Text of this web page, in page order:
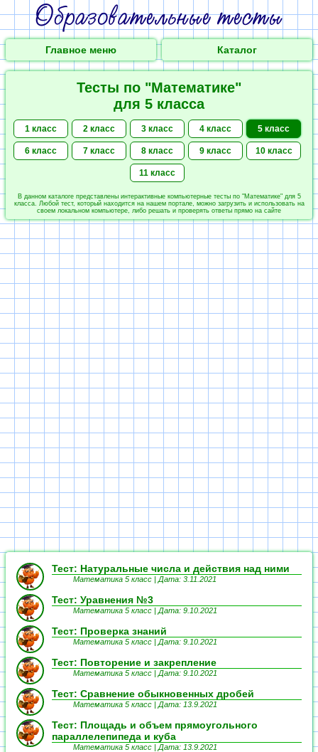
Главное меню Каталог
Тесты по "Математике"
для 5 класса
1 класс 2 класс 3 класс 4 класс 5 класс
6 класс 7 класс 8 класс 9 класс 10 класс
11 класс
В данном каталоге представлены интерактивные компьютерные тесты по "Математике" для 5
класса. Любой тест, который находится на нашем портале, можно загрузить и использовать на
своем локальном компьютере, либо решать и проверять ответы прямо на сайте
Тест: Натуральные числа и действия над ними
Математика 5 класс | Дата: 3.11.2021
Тест: Уравнения №3
Математика 5 класс | Дата: 9.10.2021
Тест: Проверка знаний
Математика 5 класс | Дата: 9.10.2021
Тест: Повторение и закрепление
Математика 5 класс | Дата: 9.10.2021
Тест: Сравнение обыкновенных дробей
Математика 5 класс | Дата: 13.9.2021
Тест: Площадь и объем прямоугольного
параллелепипеда и куба
Математика 5 класс | Дата: 13.9.2021